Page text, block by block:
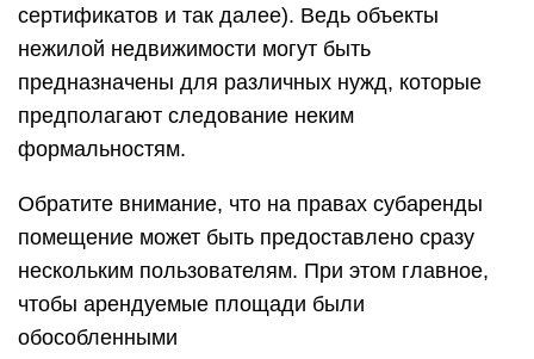
сертификатов и так далее). Ведь объекты
нежилой недвижимости могут быть
предназначены для различных нужд, которые
предполагают следование неким
формальностям.
Обратите внимание, что на правах субаренды
помещение может быть предоставлено сразу
нескольким пользователям. При этом главное,
чтобы арендуемые площади были
обособленными